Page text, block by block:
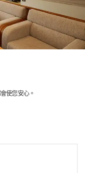
使您安心。